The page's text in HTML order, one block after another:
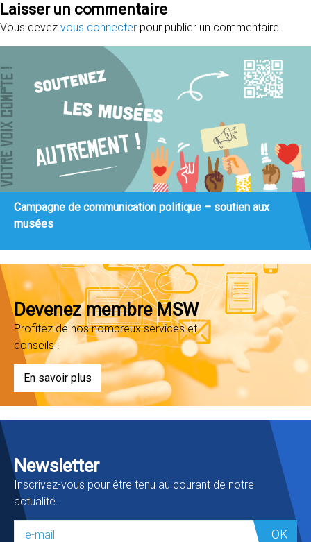
Laisser un commentaire
Vous devez vous connecter pour publier un commentaire.
Campagne de communication politique – soutien aux
musées
Devenez membre MSW
Profitez de nos nombreux services et
conseils !
En savoir plus
Newsletter
Inscrivez-vous pour être tenu au courant de notre
actualité.
OK